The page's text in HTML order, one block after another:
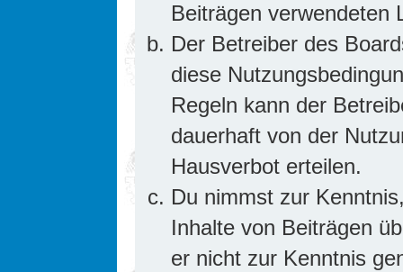
Beiträgen verwendeten
Der Betreiber des
diese
Regeln kann der
dauerhaft von der
Hausverbot erteilen.
Du nimmst zur
Inhalte von Beiträgen
er nicht zur Kenntnis